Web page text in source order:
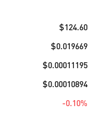
$124.60
$0.019669
$0.00011195
$0.00010894
-0.10%